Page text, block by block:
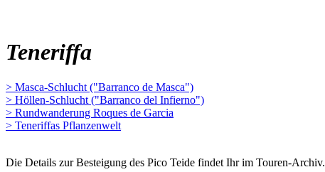
Teneriffa
> Masca-Schlucht ("Barranco de Masca")
> Höllen-Schlucht ("Barranco del Infierno")
> Rundwanderung Roques de Garcia
> Teneriffas Pflanzenwelt
Die Details zur Besteigung des Pico Teide findet Ihr im Touren-Archiv.